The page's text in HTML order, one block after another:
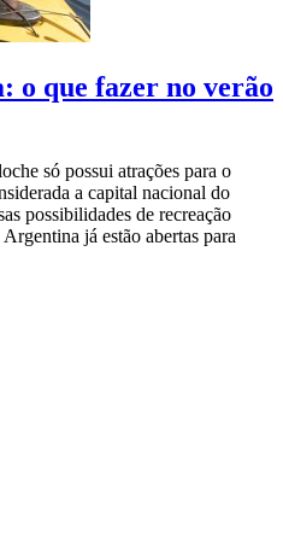
o que fazer no verão
só possui atrações para o
a capital nacional do
possibilidades de recreação
já estão abertas para